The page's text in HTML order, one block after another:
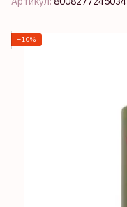
−10%